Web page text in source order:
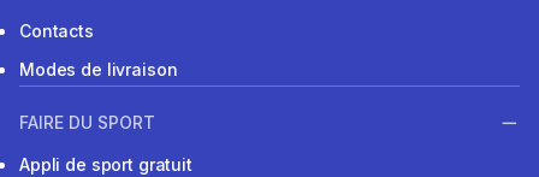
Contacts
Modes de livraison
FAIRE DU SPORT
Appli de sport gratuit